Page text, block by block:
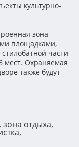
культурно-
зона
площадками,
части
мест. Охраняемая
также будут
зона отдыха,